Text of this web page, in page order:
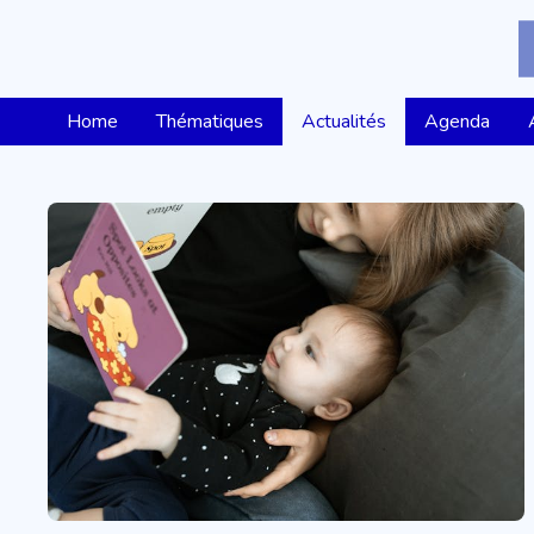
Home Thématiques Actualités Agenda